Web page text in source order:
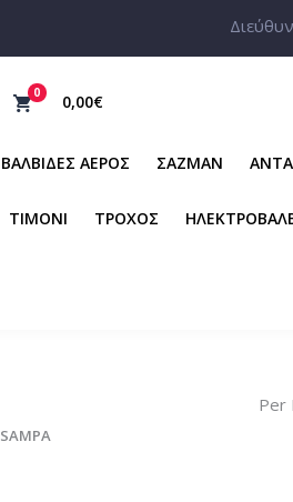
0 0,00€
ΒΑΛΒΙΔΕΣ ΑΕΡΟΣ ΣΑΖΜΑΝ
ΤΙΜΟΝΙ ΤΡΟΧΟΣ
SAMPA
Per